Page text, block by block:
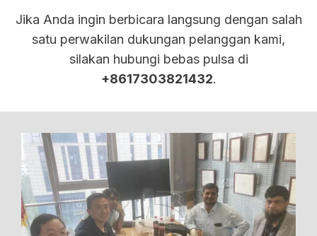
Jika Anda ingin berbicara langsung dengan salah
satu perwakilan dukungan pelanggan kami,
silakan hubungi bebas pulsa di
+8617303821432.